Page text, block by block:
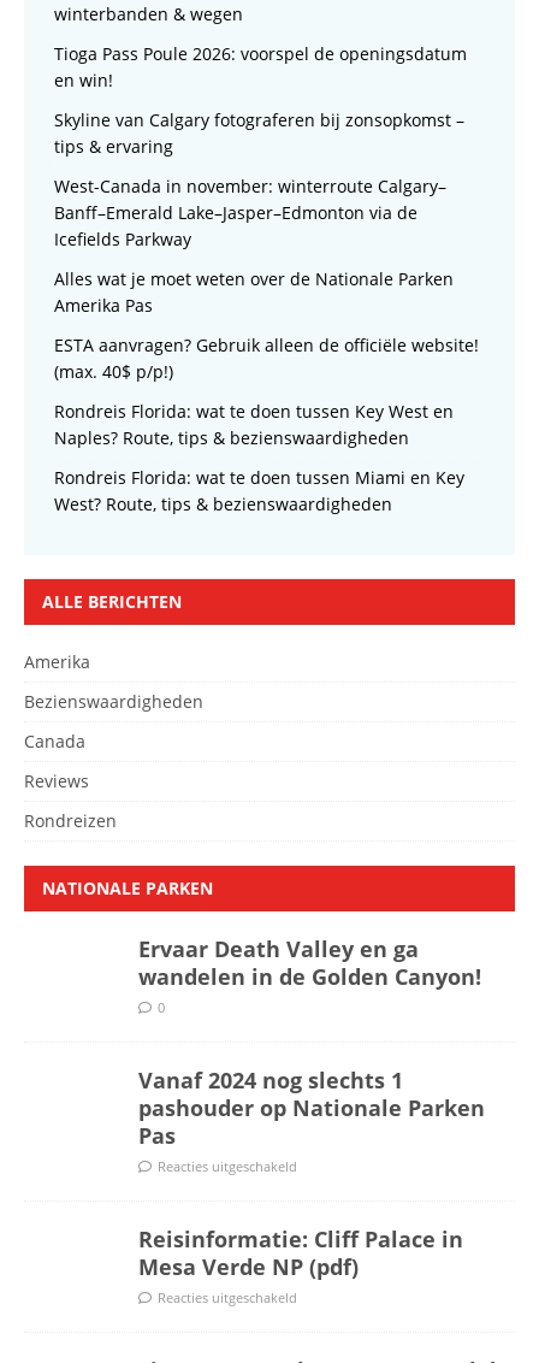
winterbanden & wegen
Tioga Pass Poule 2026: voorspel de openingsdatum
en win!
Skyline van Calgary fotograferen bij zonsopkomst –
tips & ervaring
West-Canada in november: winterroute Calgary–
Banff–Emerald Lake–Jasper–Edmonton via de
Icefields Parkway
Alles wat je moet weten over de Nationale Parken
Amerika Pas
ESTA aanvragen? Gebruik alleen de officiële website!
(max. 40$ p/p!)
Rondreis Florida: wat te doen tussen Key West en
Naples? Route, tips & bezienswaardigheden
Rondreis Florida: wat te doen tussen Miami en Key
West? Route, tips & bezienswaardigheden
ALLE BERICHTEN
Amerika
Bezienswaardigheden
Canada
Reviews
Rondreizen
NATIONALE PARKEN
Ervaar Death Valley en ga
wandelen in de Golden Canyon!
0
Vanaf 2024 nog slechts 1
pashouder op Nationale Parken
Pas
Reacties uitgeschakeld
Reisinformatie: Cliff Palace in
Mesa Verde NP (pdf)
Reacties uitgeschakeld